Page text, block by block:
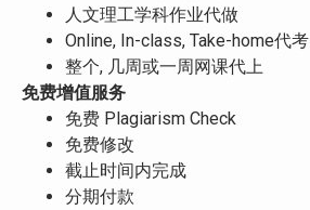
人文理工学科作业代做
Online, In-class, Take-home代考
整个, 几周或一周网课代上
免费增值服务
免费 Plagiarism Check
免费修改
截止时间内完成
分期付款